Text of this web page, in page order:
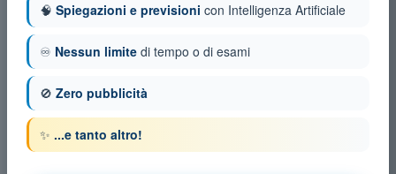
🧠 Spiegazioni e previsioni con Intelligenza Artificiale
♾️ Nessun limite di tempo o di esami
🚫 Zero pubblicità
✨ ...e tanto altro!